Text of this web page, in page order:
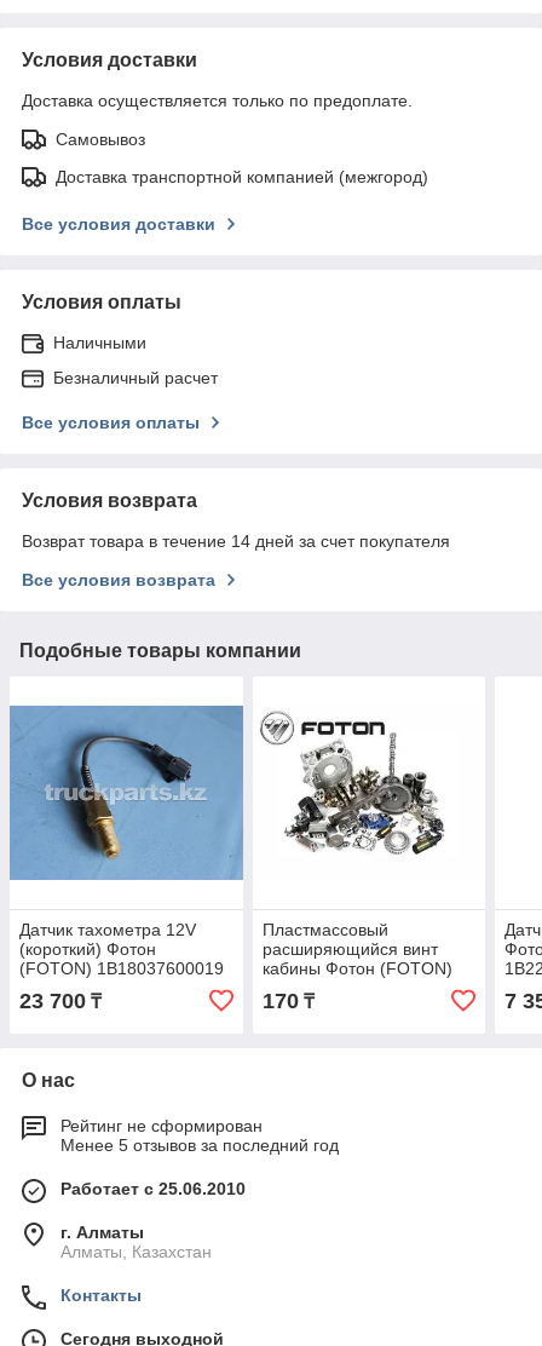
Условия доставки
Доставка осуществляется только по предоплате.
Самовывоз
Доставка транспортной компанией (межгород)
Все условия доставки
Условия оплаты
Наличными
Безналичный расчет
Все условия оплаты
Условия возврата
Возврат товара в течение 14 дней за счет покупателя
Все условия возврата
Подобные товары компании
Датчик тахометра 12V
(короткий) Фотон
(FOTON) 1B18037600019
23 700 ₸
Пластмассовый
расширяющийся винт
кабины Фотон (FOTON)
1B18057200208
170₸ 7
О нас
Рейтинг не сформирован
Менее 5 отзывов за последний год
Работает с 25.06.2010
г. Алматы
Алматы, Казахстан
Контакты
Сегодня выходной